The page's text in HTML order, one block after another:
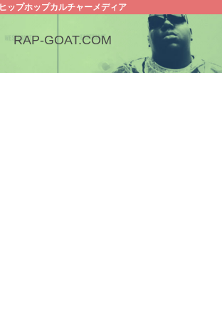
ヒップホップカルチャーメディア
RAP-GOAT.COM